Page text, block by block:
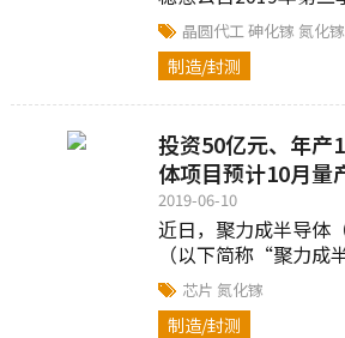
额来到1.41亿美元。
一季成长20.2%，而年
晶圆代工砷化镓 氮化镓
制造/封测
投资50亿元、年产
体项目预计10月量
2019-06-10
近日，聚力成半导体
（以下简称“聚力
正式启用，计划10月
生产线达21条，年产
芯片 氮化镓
制造/封测